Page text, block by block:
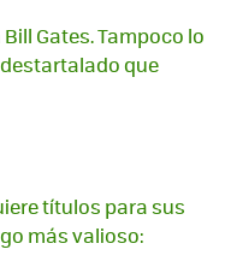
Gates. Tampoco lo
que
títulos para sus
más valioso: